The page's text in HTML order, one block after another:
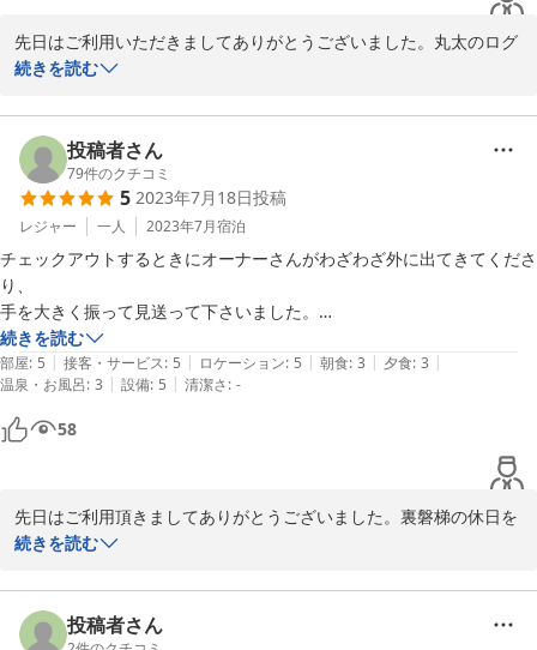
果実酒も飲んでみました!強いですがまろやか〜〜で美味しかったです
＾＾
娘といい気分で酔っ払いましたー、オーナー夫婦もとても気さくで優し
お部屋の中に小さくてもよいから鏡があればいいなぁ〜と思いました＾
＾また来ますね!＾＾
先日はご利用いただきましてありがとうございました。丸太のログ
ではありませんが、角ログ校倉作りで作られております。冬になっ
お食事や果実酒を気に入っていただけて嬉しいです。焼酎ベースで
余計なものは一切入れないので、身体にも優しいお酒です。ぜひご
自宅でも作ってみてくださいね。3か月位で果実を取り出すのがコ
ツですよ。
鏡の件、確かにそうですね。お部屋の雰囲気に合ったものを探して
お天気は残念でしたが、素敵な娘さんと楽しいご旅行になって良か
ったですね。寒暖差のある毎日ですから、お身体ご自愛くださいま
せ。
またお待ちしておりますね。
2018-05-12
続きを読む
投稿者さん
79件のクチコミ
5 2023年7月18日投稿
レジャー 一人 2023年7月宿泊
チェックアウトするときにオーナーさんがわざわざ外に出てきてくださ
り、
手を大きく振って見送って下さいました。
東京から一人で来た私にとって
会津の方の温かさは励みとなりました。
ありがとうございました。
続きを読む
部屋: 5 | 接客・サービス: 5 | ロケーション: 5 | 朝食: 3 | 夕食: 3 |
温泉・お風呂: 3 | 設備: 5 | 清潔さ: -
58
先日はご利用頂きましてありがとうございました。裏磐梯の休日を
満喫できましたか？少しお仕事をお持ちになられたようですが、ゆ
にデスクセットやケーブルなどの貸し出しもしております。
続きを読む
投稿者さん